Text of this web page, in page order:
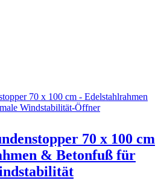
70 x 100 cm
& Betonfuß für